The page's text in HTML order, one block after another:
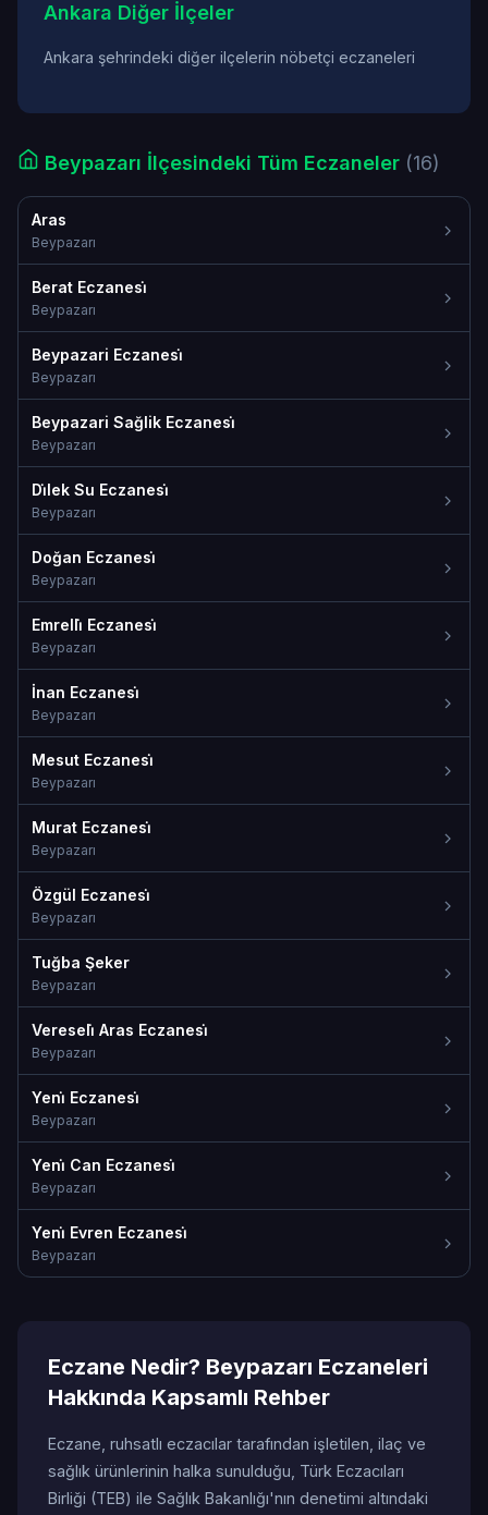
Ankara Diğer İlçeler
Ankara şehrindeki diğer ilçelerin nöbetçi eczaneleri
Beypazarı İlçesindeki Tüm Eczaneler (16)
Aras
Beypazarı
Berat Eczanesi̇
Beypazarı
Beypazari Eczanesi̇
Beypazarı
Beypazari Sağlik Eczanesi̇
Beypazarı
Di̇lek Su Eczanesi̇
Beypazarı
Doğan Eczanesi̇
Beypazarı
Emrelli̇ Eczanesi̇
Beypazarı
İnan Eczanesi̇
Beypazarı
Mesut Eczanesi̇
Beypazarı
Murat Eczanesi̇
Beypazarı
Özgül Eczanesi̇
Beypazarı
Tuğba Şeker
Beypazarı
Vereseli̇ Aras Eczanesi̇
Beypazarı
Yeni̇ Eczanesi̇
Beypazarı
Yeni̇ Can Eczanesi̇
Beypazarı
Yeni̇ Evren Eczanesi̇
Beypazarı
Eczane Nedir? Beypazarı Eczaneleri
Hakkında Kapsamlı Rehber
Eczane, ruhsatlı eczacılar tarafından işletilen, ilaç ve
sağlık ürünlerinin halka sunulduğu, Türk Eczacıları
Birliği (TEB) ile Sağlık Bakanlığı'nın denetimi altındaki